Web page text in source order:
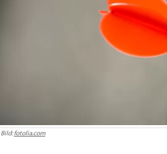
Bild:fotolia.com